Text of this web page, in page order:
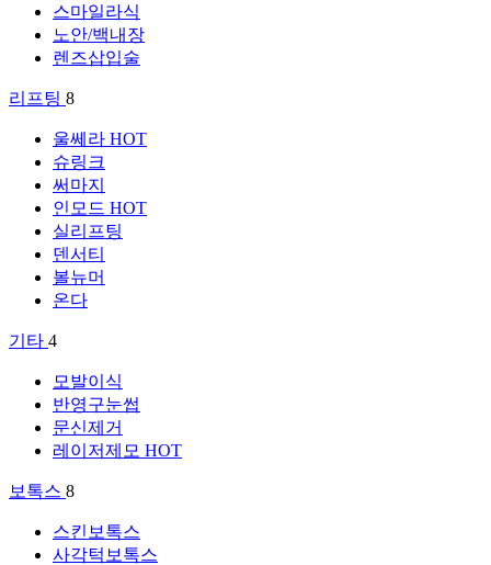
스마일라식
노안/백내장
렌즈삽입술
리프팅 8
울쎄라 HOT
슈링크
써마지
인모드 HOT
실리프팅
덴서티
볼뉴머
온다
기타 4
모발이식
반영구눈썹
문신제거
레이저제모 HOT
보톡스 8
스킨보톡스
사각턱보톡스